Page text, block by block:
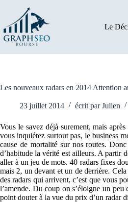
contenu
Le
Les nouveaux radars en 2014 Attention
23 juillet 2014 écrit par Julien
Vous le savez déjà surement, mais
vous inquiétez surtout pas, le business
cause de mortalité sur nos routes.
d’habitude la vérité est ailleurs. A partir
aller à un jeu de mots. 40 radars fixes
mais 2, un devant et un de derrière.
des radars qui arrivent, c’est que vous
l’amende. Du coup on s’éloigne un
point douter à la vue du prix d’un radar